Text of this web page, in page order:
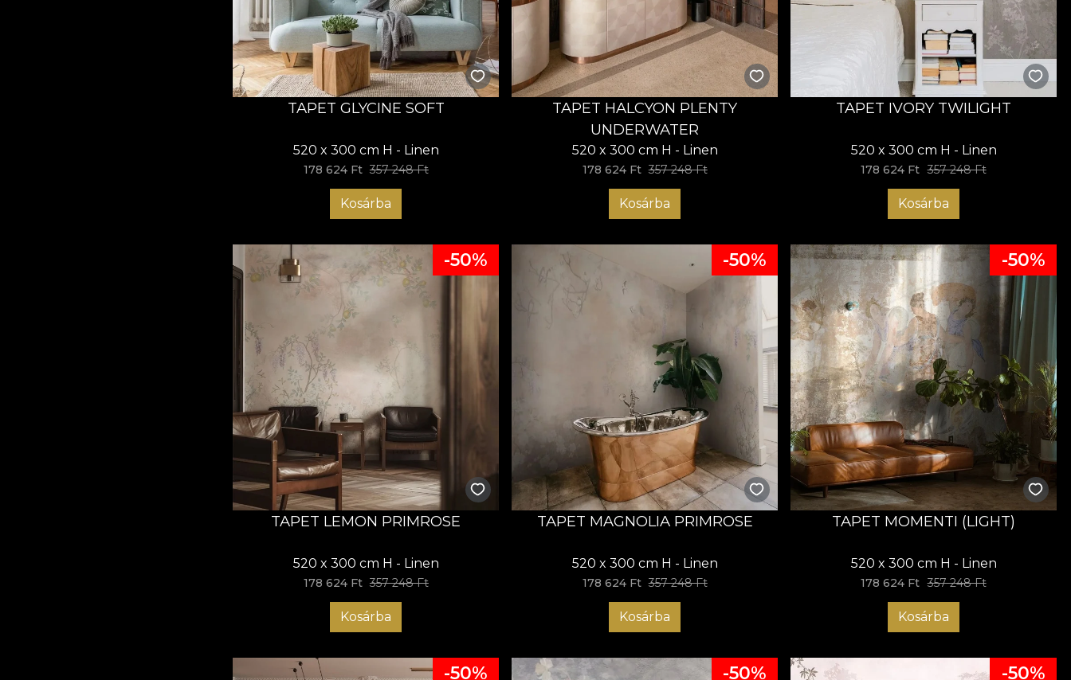
TAPET GLYCINE SOFT
520 x 300 cm H - Linen
178 624 Ft 357 248 Ft
Kosárba
TAPET HALCYON PLENTY
UNDERWATER
520 x 300 cm H - Linen
178 624 Ft 357 248 Ft
Kosárba
TAPET IVORY TWILIGHT
520 x 300 cm H - Linen
178 624 Ft 357 248 Ft
Kosárba
-50%
TAPET LEMON PRIMROSE
520 x 300 cm H - Linen
178 624 Ft 357 248 Ft
Kosárba
-50%
TAPET MAGNOLIA PRIMROSE
520 x 300 cm H - Linen
178 624 Ft 357 248 Ft
Kosárba
-50%
TAPET MOMENTI (LIGHT)
520 x 300 cm H - Linen
178 624 Ft 357 248 Ft
Kosárba
-50% -50% -50%